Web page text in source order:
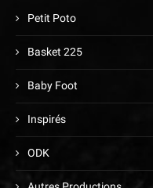
Petit Poto
Basket 225
Baby Foot
Inspirés
ODK